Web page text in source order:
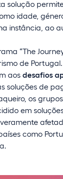
solução
idade,
instância, ao
“The
de
aos desafios
soluções de
os
em
como